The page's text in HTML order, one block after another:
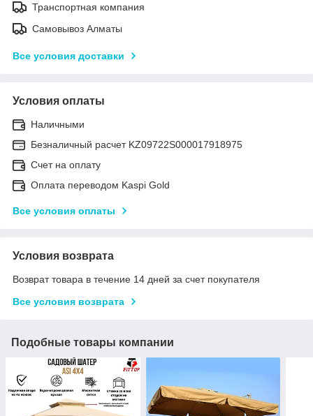
Транспортная компания
Самовывоз Алматы
Все условия доставки
Условия оплаты
Наличными
Безналичный расчет KZ09722S000017918975
Счет на оплату
Оплата переводом Kaspi Gold
Все условия оплаты
Условия возврата
Возврат товара в течение 14 дней за счет покупателя
Все условия возврата
Подобные товары компании